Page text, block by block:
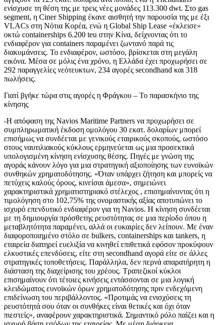
ενίσχυσε τη θέση της με τρεις νέες μονάδες 113.300 dwt. Στο gas
segment, η Ciner Shipping έκανε αισθητή την παρουσία της με έξι
VLACs στη Νότια Κορέα, ενώ η Global Ship Lease «έκλεισε»
οκτώ containerships 6.200 teu στην Κίνα, δείχνοντας ότι το
ενδιαφέρον για containers παραμένει ζωντανό παρά τις
διακυμάνσεις. Το ενδιαφέρον, ωστόσο, βρίσκεται στη μεγάλη
εικόνα. Μέσα σε μόλις ένα χρόνο, η Ελλάδα έχει προχωρήσει σε
292 παραγγελίες νεότευκτων, 234 αγορές secondhand και 318
πωλήσεις.
Γιατί βγήκε τώρα στις αγορές η Φράγκου – Το παρασκήνιο της
κίνησης
-Η απόφαση της Navios Maritime Partners να προχωρήσει σε
συμπληρωματική έκδοση ομολόγου 30 εκατ. δολαρίων μπορεί
επισήμως να συνδέεται με γενικούς εταιρικούς σκοπούς, ωστόσο
στους ναυτιλιακούς κύκλους ερμηνεύεται ως μια προσεκτικά
υπολογισμένη κίνηση ενίσχυσης θέσης. Πηγές με γνώση της
αγοράς κάνουν λόγο για μια στρατηγική αξιοποίησης των ευνοϊκών
συνθηκών χρηματοδότησης. «Όταν υπάρχει ζήτηση και μπορείς να
πετύχεις καλούς όρους, κινείσαι άμεσα», σημειώνει
χαρακτηριστικά χρηματιστηριακό στέλεχος , επισημαίνοντας ότι η
τιμολόγηση στο 102,75% της ονομαστικής αξίας αποτυπώνει το
ισχυρό επενδυτικό ενδιαφέρον για τη Navios. Η κίνηση συνδέεται
με τη δημιουργία πρόσθετης ρευστότητας σε μια περίοδο όπου η
μεταβλητότητα παραμένει, αλλά οι ευκαιρίες δεν λείπουν. Με έναν
διαφοροποιημένο στόλο σε bulkers, containerships και tankers, η
εταιρεία διατηρεί ευελιξία να κινηθεί επιθετικά εφόσον προκύψουν
ελκυστικές επενδύσεις, είτε στη secondhand αγορά είτε σε άλλες
στρατηγικές τοποθετήσεις. Παράλληλα, δεν περνά απαρατήρητη η
διάσταση της διαχείρισης του χρέους. Τραπεζικοί κύκλοι
επισημαίνουν ότι τέτοιες κινήσεις εντάσσονται σε μια λογική
κλειδώματος ευνοϊκών όρων χρηματοδότησης πριν ενδεχόμενη
επιδείνωση του περιβάλλοντος. «Προτιμάς να ενισχύσεις τη
ρευστότητά σου όταν οι συνθήκες είναι θετικές και όχι όταν
πιεστείς», αναφέρουν χαρακτηριστικά. Σημαντικό ρόλο παίζει και η